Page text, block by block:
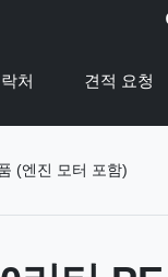
처 견적 요청
(엔진 모터 포함)